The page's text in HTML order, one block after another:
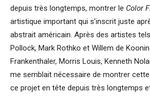
depuis très longtemps, montrer le Color
artistique important qui s’inscrit juste
abstrait américain. Après des artistes
Pollock, Mark Rothko et Willem de
Frankenthaler, Morris Louis, Kenneth
me semblait nécessaire de montrer cette
ce projet en tête depuis très longtemps